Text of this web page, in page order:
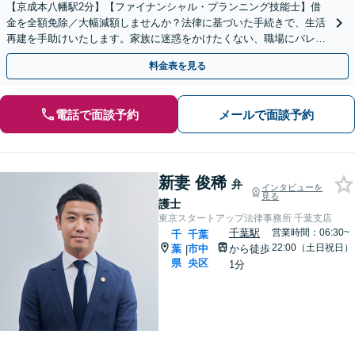
【京成本八幡駅2分】【ファイナンシャル・プランニング技能士】借
金を全額免除／大幅減額しませんか？法律に基づいた手続きで、生活
再建を手助けいたします。家族に迷惑をかけたくない、職場にバレた
くない方もお任せください！
料金表を見る
電話で面談予約 メールで面談予約
新妻 俊稀 弁
護士
インタビューを
見る
東京スタートアップ法律事務所 千葉支店
千
葉
県
|
千葉
市中
央区
千葉駅
から徒歩
1分
営業時間：06:30~
22:00（土日祝日）